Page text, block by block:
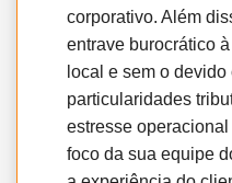
corporativo. Além
entrave burocrático
local e sem o
particularidades
estresse
foco da sua equipe